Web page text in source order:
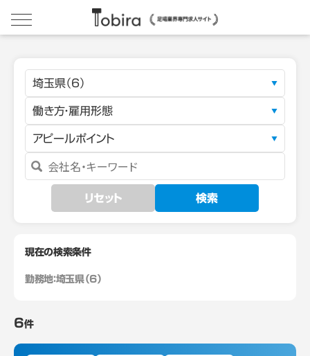
埼玉県（6）
働き方・雇用形態
アピールポイント
検索
リセット
現在の検索条件
勤務地：埼玉県（6）
6件